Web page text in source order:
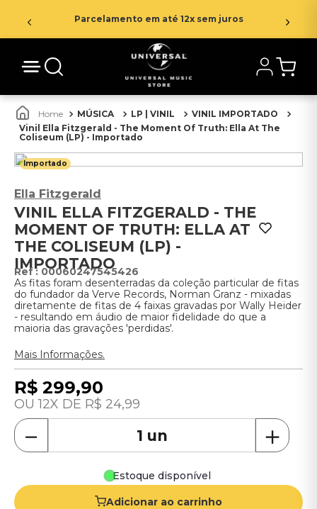
Parcelamento em até 12x sem juros
MÚSICA LP | VINIL
VINIL IMPORTADO
Vinil Ella Fitzgerald - The Moment Of Truth: Ella At The
Coliseum (LP) - Importado
Importado
Ella Fitzgerald
VINIL ELLA FITZGERALD - THE
MOMENT OF TRUTH: ELLA AT
THE COLISEUM (LP) -
IMPORTADO
: 00060247545426
As fitas foram desenterradas da coleção particular de fitas
do fundador da Verve Records, Norman Granz - mixadas
diretamente de fitas de 4 faixas gravadas por Wally Heider
- resultando em áudio de maior fidelidade do que a
maioria das gravações 'perdidas'.
Mais Informações.
R$ 299,90
12 R$ 24,99
＋
－
Estoque disponível
Adicionar ao carrinho